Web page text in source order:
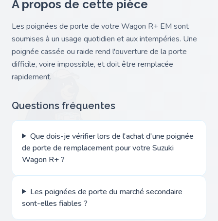
À propos de cette pièce
Les poignées de porte de votre Wagon R+ EM sont
soumises à un usage quotidien et aux intempéries. Une
poignée cassée ou raide rend l'ouverture de la porte
difficile, voire impossible, et doit être remplacée
rapidement.
Questions fréquentes
Que dois-je vérifier lors de l'achat d'une poignée
de porte de remplacement pour votre Suzuki
Wagon R+ ?
Les poignées de porte du marché secondaire
sont-elles fiables ?